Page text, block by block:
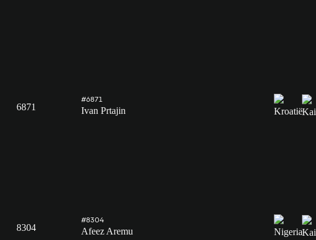
6871
#6871
Ivan Prtajin
8304
#8304
Afeez Aremu